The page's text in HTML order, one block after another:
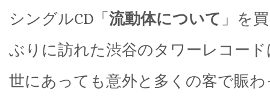
シングルCD「流動体について」を
ぶりに訪れた渋谷のタワーレコー
世にあっても意外と多くの客で賑